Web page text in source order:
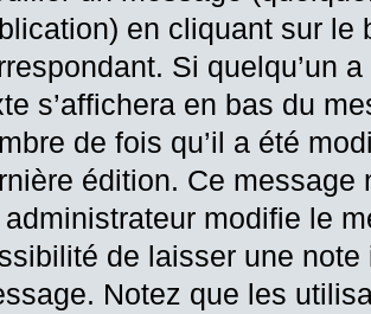
en cliquant sur le
Si quelqu’un
s’affichera en bas du
de fois qu’il a été
édition. Ce message
administrateur modifie le
de laisser une
Notez que les